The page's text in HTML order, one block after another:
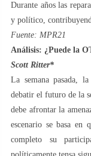
Durante años las
y político,
Fuente: MPR21
Análisis: ¿Puede la
Scott Ritter*
La semana pasada,
debatir el futuro de la
debe afrontar la
escenario se basa en
completo su